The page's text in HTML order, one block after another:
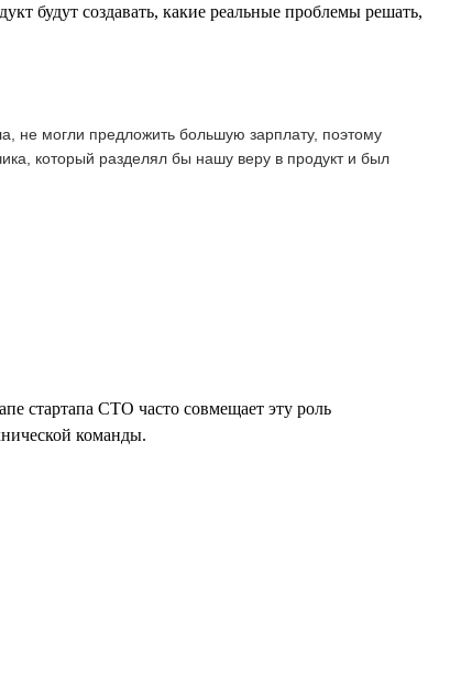
будут создавать, какие реальные проблемы решать,
не могли предложить большую зарплату, поэтому
который разделял бы нашу веру в продукт и был
стартапа CTO часто совмещает эту роль
команды.